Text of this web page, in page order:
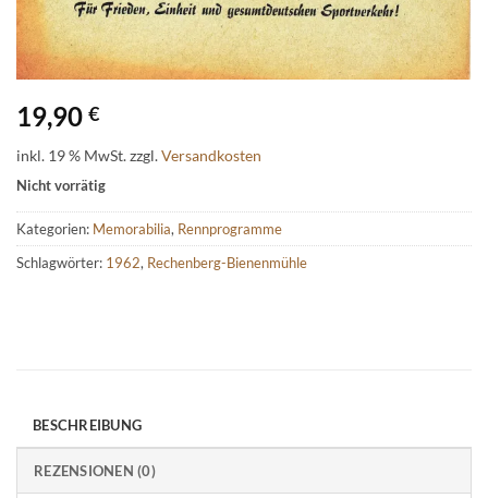
19,90 €
inkl. 19 % MwSt.zzgl.Versandkosten
Nicht vorrätig
Kategorien: Memorabilia, Rennprogramme
Schlagwörter: 1962, Rechenberg-Bienenmühle
BESCHREIBUNG
REZENSIONEN (0)